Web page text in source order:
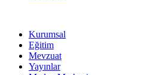
Kurumsal
Eğitim
Mevzuat
Yayınlar